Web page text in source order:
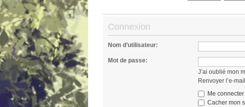
Connexion
Nom d’utilisateur:
Mot de passe:
J’ai oublié mon
Renvoyer l’e-
Me
Cacher mon